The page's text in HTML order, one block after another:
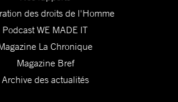
des droits de l'Homme
Podcast WE MADE IT
La Chronique
Magazine Bref
Archive des actualités